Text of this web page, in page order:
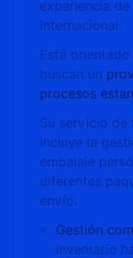
experiencia
internacional.
Está orientado
buscan un
procesos
Su servicio de
incluye la
embalaje
diferentes
envío.
Gestión
inventario